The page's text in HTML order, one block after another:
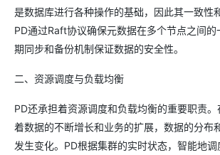
是数据库进行各种操作的基础，因此其一致性
PD通过Raft协议确保元数据在多个节点之间的
期同步和备份机制保证数据的安全性。
二、资源调度与负载均衡
PD还承担着资源调度和负载均衡的重要职责
着数据的不断增长和业务的扩展，数据的分布
发生变化。PD根据集群的实时状态，智能地